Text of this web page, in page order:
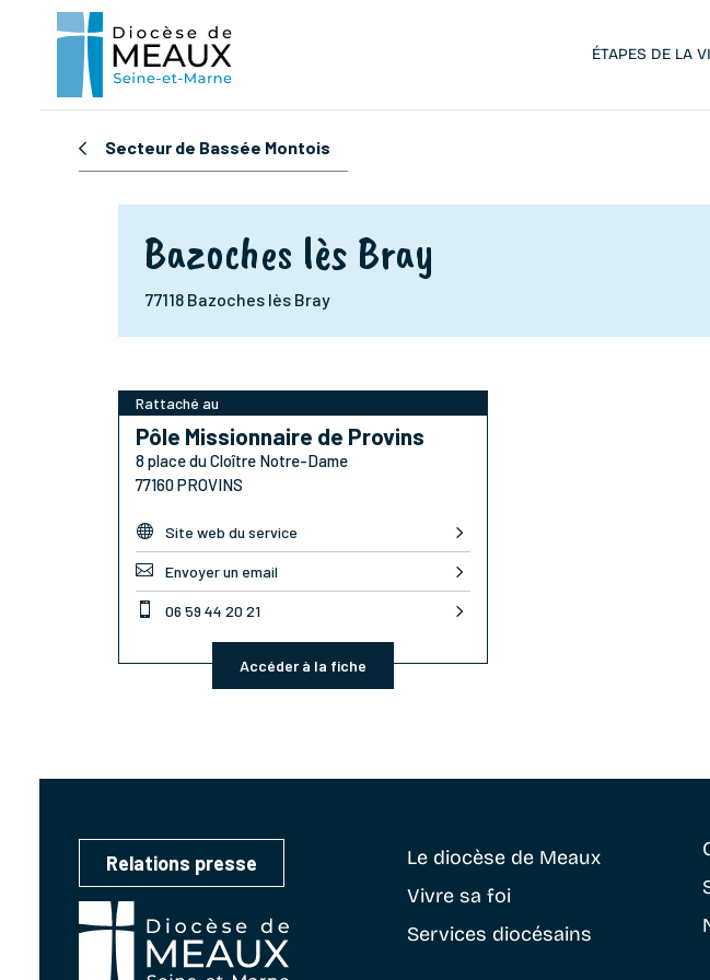
ÉTAPES DE LA
Secteur de Bassée Montois
Bazoches lès Bray
77118 Bazoches lès Bray
Rattaché au
Pôle Missionnaire de Provins
8 place du Cloître Notre-Dame
77160 PROVINS
 Site web du service
 Envoyer un email
 06 59 44 20 21
Accéder à la fiche
Relations presse Le diocèse de Meaux
Vivre sa foi
Services diocésains